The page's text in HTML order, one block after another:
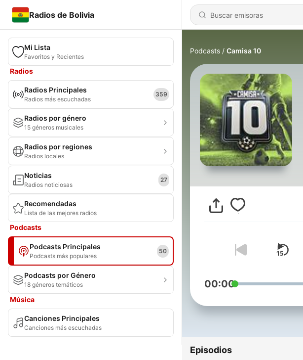
Radios de Bolivia
Mi Lista
Favoritos y Recientes
Radios
Radios Principales
Radios más escuchadas
359
Radios por género
15 géneros musicales
Radios por regiones
Radios locales
Noticias
Radios noticiosas
27
Recomendadas
Lista de las mejores radios
Podcasts
Podcasts Principales
Podcasts más populares
50
Podcasts por Género
18 géneros temáticos
Música
Canciones Principales
Canciones más escuchadas
Podcasts Camisa 10
00:00
Episodios